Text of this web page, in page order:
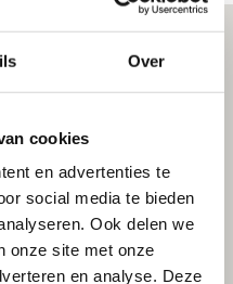
Over
cookies
en advertenties te
social media te bieden
Ook delen we
onze site met onze
en analyse. Deze